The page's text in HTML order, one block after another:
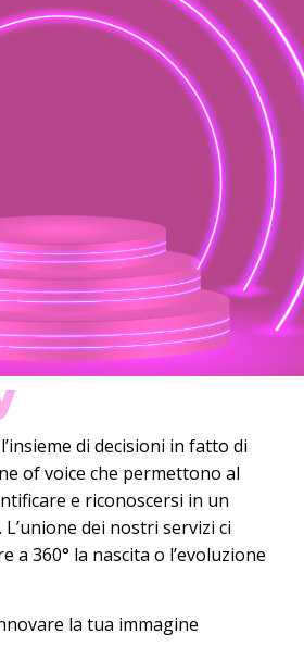
di decisioni in fatto di
of voice che permettono al
e riconoscersi in un
dei nostri servizi ci
a 360° la nascita o l’evoluzione
la tua immagine